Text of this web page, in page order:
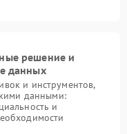
решение и
данных
и инструментов,
данными:
и